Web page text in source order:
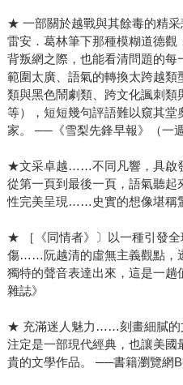
★ 一部關於越戰與其餘毒的精
雷安．葛林筆下那種模糊道德
背叛網之際，也能看清問題的
範圍太廣、語氣的轉換太跨越
類與黑色鬧劇類、跨文化諷刺類
等），短短幾句評語難以窺其
家。 ──《雪梨先鋒早報》（一週
★文采卓越……不同凡響，具啟
從第一頁到最後一頁，語氣聽
性完美呈現……史實的想像堪稱
★ ［《同情者》〕以一種引發
傷……阮越清的虛無主義觀點，
獨特的聲音表達出來，這是一
雜誌》
★ 充滿迷人魅力……刻畫細膩
注定是一部現代經典，也讓美
貴的文學作品。 ──書籍瀏覽網